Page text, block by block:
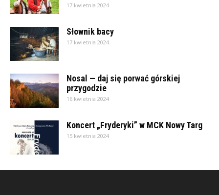
17 kwietnia 2024
Słownik bacy
17 kwietnia 2024
Nosal — daj się porwać górskiej
przygodzie
16 kwietnia 2024
Koncert „Fryderyki” w MCK Nowy Targ
15 kwietnia 2024